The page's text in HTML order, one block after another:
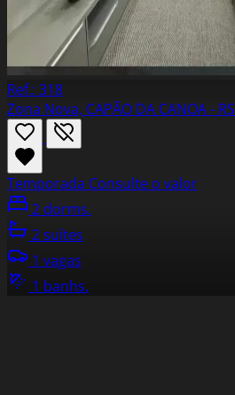
Ref.: 318
Zona Nova, CAPÃO DA CANOA - RS
Temporada Consulte o valor
2 dorms.
2 suítes
1 vagas
1 banhs.